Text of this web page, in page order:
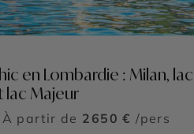
en Lombardie : Milan,
lac Majeur
partir de 2650 € /pers